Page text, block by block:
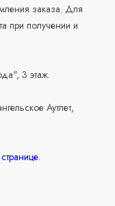
заказа. Для
при получении и
3 этаж.
Аутлет,
.